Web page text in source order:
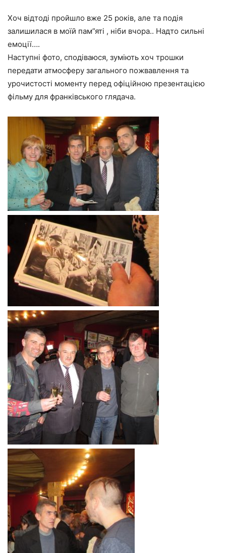
Хоч відтоді пройшло вже 25 років, але та подія
залишилася в моїй пам”яті , ніби вчора.. Надто сильні
емоції….
Наступні фото, сподіваюся, зуміють хоч трошки
передати атмосферу загального пожвавлення та
урочистості моменту перед офіційною презентацією
фільму для франківського глядача.